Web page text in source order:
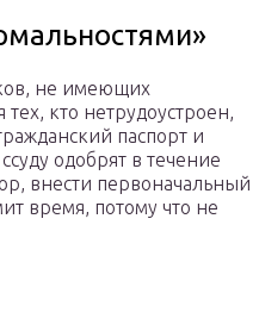
не имеющих
кто нетрудоустроен,
паспорт и
одобрят в течение
внести первоначальный
время, потому что не